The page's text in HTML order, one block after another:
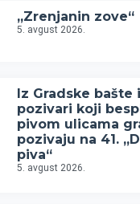
„Zrenjanin zove“
5. avgust 2026.
Iz Gradske bašte
pozivari koji
pivom ulicama
pozivaju na 41.
piva“
5. avgust 2026.